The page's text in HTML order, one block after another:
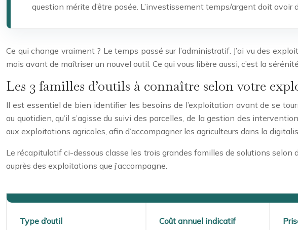
question mérite d’être posée. L’investissement temps/argent doit avoir
Ce qui change vraiment ? Le temps passé sur l’administratif. J’ai vu des
mois avant de maîtriser un nouvel outil. Ce qui vous libère aussi, c’est la
Les 3 familles d’outils à connaître selon votre
Il est essentiel de bien identifier les besoins de l’exploitation avant de se
au quotidien, qu’il s’agisse du suivi des parcelles, de la gestion des
aux exploitations agricoles, afin d’accompagner les agriculteurs dans la
Le récapitulatif ci-dessous classe les trois grandes familles de solutions selon
auprès des exploitations que j’accompagne.
Type d’outil Coût annuel indicatif